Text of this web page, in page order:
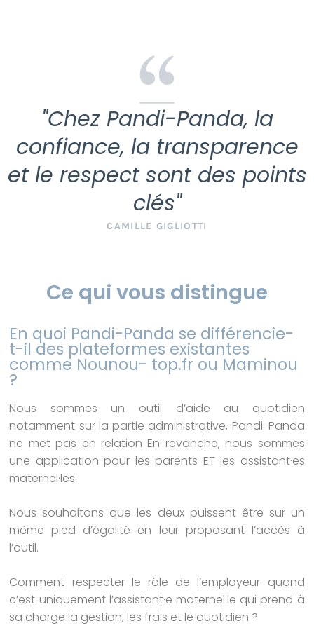
"Chez Pandi-Panda, la
confiance, la transparence
et le respect sont des points
clés"
CAMILLE GIGLIOTTI
Ce qui vous distingue
En quoi Pandi-Panda se différencie-
t-il des plateformes existantes
comme Nounou- top.fr ou Maminou
?
Nous sommes un outil d’aide au quotidien
notamment sur la partie administrative, Pandi-Panda
ne met pas en relation En revanche, nous sommes
une application pour les parents ET les assistant·es
maternel·les.
Nous souhaitons que les deux puissent être sur un
même pied d’égalité en leur proposant l’accès à
l’outil.
Comment respecter le rôle de l’employeur quand
c’est uniquement l’assistant·e maternel·le qui prend à
sa charge la gestion, les frais et le quotidien ?